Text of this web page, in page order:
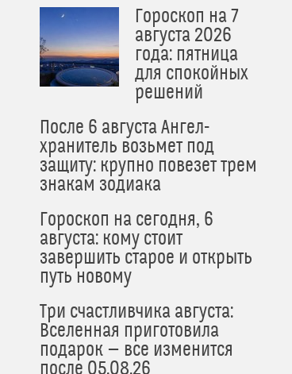
Гороскоп на 7
августа 2026
года: пятница
для спокойных
решений
После 6 августа Ангел-
хранитель возьмет под
защиту: крупно повезет трем
знакам зодиака
Гороскоп на сегодня, 6
августа: кому стоит
завершить старое и открыть
путь новому
Три счастливчика августа:
Вселенная приготовила
подарок — все изменится
после 05.08.26